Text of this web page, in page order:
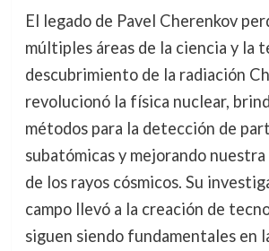
El legado de Pavel Cherenkov
múltiples áreas de la ciencia y la
descubrimiento de la radiación
revolucionó la física nuclear,
métodos para la detección de
subatómicas y mejorando
de los rayos cósmicos. Su
campo llevó a la creación de
siguen siendo fundamentales en